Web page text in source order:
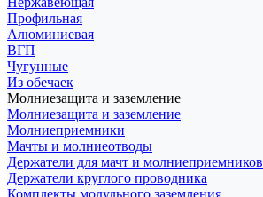
Профильная
Алюминиевая
ВГП
Чугунные
Из обечаек
Молниезащита и заземление
Молниезащита и заземление
Молниеприемники
Мачты и молниеотводы
Держатели для мачт и молниеприемников
Держатели круглого проводника
Комплекты модульного заземления